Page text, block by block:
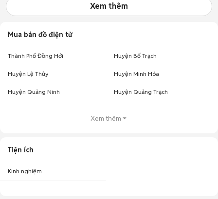
Xem thêm
Mua bán đồ điện tử
Thành Phố Đồng Hới Huyện Bố Trạch
Huyện Lệ Thủy Huyện Minh Hóa
Huyện Quảng Ninh Huyện Quảng Trạch
Xem thêm
Tiện ích
Kinh nghiệm